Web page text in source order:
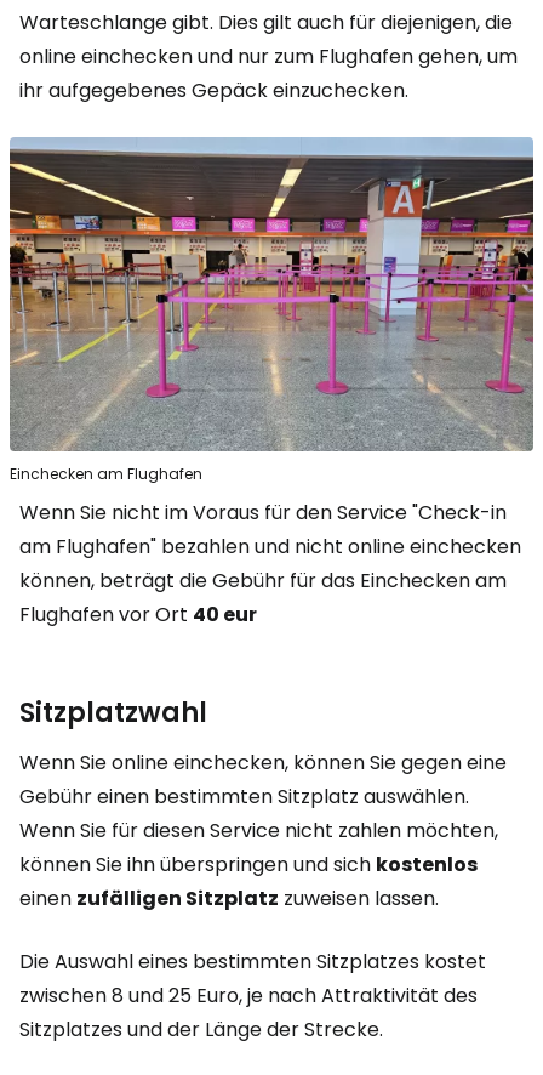
Warteschlange gibt. Dies gilt auch für diejenigen, die
online einchecken und nur zum Flughafen gehen, um
ihr aufgegebenes Gepäck einzuchecken.
Einchecken am Flughafen
Wenn Sie nicht im Voraus für den Service "Check-in
am Flughafen" bezahlen und nicht online einchecken
können, beträgt die Gebühr für das Einchecken am
Flughafen vor Ort 40 eur
Sitzplatzwahl
Wenn Sie online einchecken, können Sie gegen eine
Gebühr einen bestimmten Sitzplatz auswählen.
Wenn Sie für diesen Service nicht zahlen möchten,
können Sie ihn überspringen und sich kostenlos
einen zufälligen Sitzplatz zuweisen lassen.
Die Auswahl eines bestimmten Sitzplatzes kostet
zwischen 8 und 25 Euro, je nach Attraktivität des
Sitzplatzes und der Länge der Strecke.